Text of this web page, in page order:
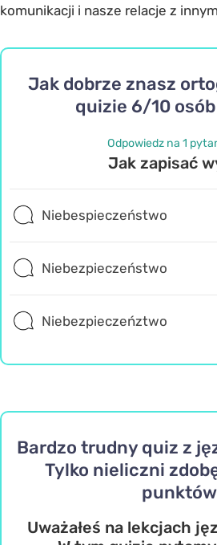
komunikacji i nasze relacje z
Jak dobrze znasz
quizie 6/10
Odpowiedz na 1
Jak zapisać
Niebespieczeństwo
Niebezpieczeństwo
Niebezpieczeńztwo
Bardzo trudny quiz z
Tylko nieliczni
punktów
Uważałeś na lekcjach